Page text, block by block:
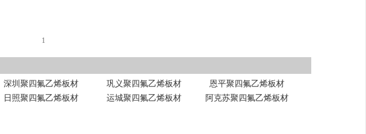
1
深圳聚四氟乙烯板材 巩义聚四氟乙烯板材
恩平聚四氟乙烯板材
日照聚四氟乙烯板材 运城聚四氟乙烯板材 阿克苏聚四氟乙烯板材